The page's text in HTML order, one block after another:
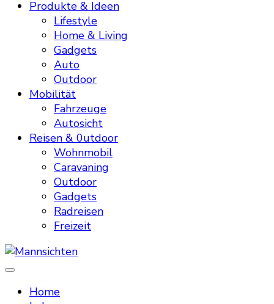
Produkte & Ideen
Lifestyle
Home & Living
Gadgets
Auto
Outdoor
Mobilität
Fahrzeuge
Autosicht
Reisen & 0utdoor
Wohnmobil
Caravaning
Outdoor
Gadgets
Radreisen
Freizeit
Mannsichten
Home